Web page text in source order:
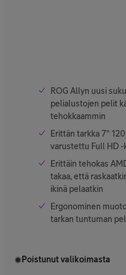
ROG Allyn uusi
pelialustojen pelit
tehokkaammin
Erittän tarkka 7"
varustettu Full HD
Erittäin tehokas
takaa, että
ikinä pelaatkin
Ergonominen
tarkan tuntuman
Poistunut valikoimasta